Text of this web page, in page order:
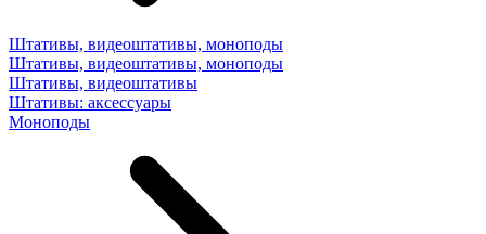
Штативы, видеоштативы, моноподы
Штативы, видеоштативы, моноподы
Штативы, видеоштативы
Штативы: аксессуары
Моноподы